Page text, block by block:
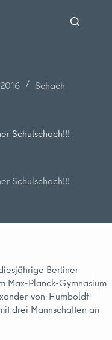
Schach
Schulschach!!!
Schulschach!!!
Berliner
Max-Planck-Gymnasium
von-Humboldt-
drei Mannschaften an